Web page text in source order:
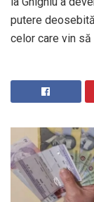
putere
celor care vin